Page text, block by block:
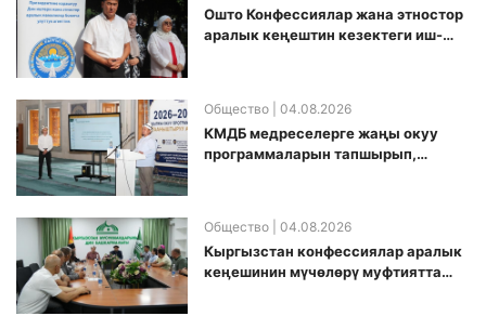
Ошто Конфессиялар жана этностор
аралык кеңештин кезектеги иш-
Общество | 04.08.2026
КМДБ медреселерге жаңы окуу
программаларын тапшырып,
Общество | 04.08.2026
Кыргызстан конфессиялар аралык
кеӊешинин мүчөлөрү муфтиятта